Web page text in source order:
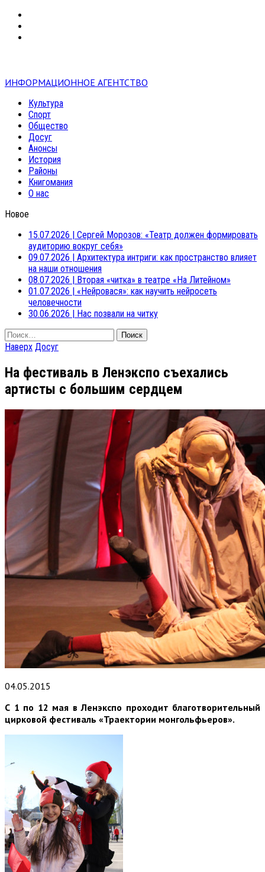
ИНФОРМАЦИОННОЕ АГЕНТСТВО
Культура
Спорт
Общество
Досуг
Анонсы
История
Районы
Книгомания
О нас
Новое
15.07.2026 | Сергей Морозов: «Театр должен формировать
аудиторию вокруг себя»
09.07.2026 | Архитектура интриги: как пространство влияет
на наши отношения
08.07.2026 | Вторая «читка» в театре «На Литейном»
01.07.2026 | «Нейровася»: как научить нейросеть
человечности
30.06.2026 | Нас позвали на читку
Найти:
Наверх Досуг
На фестиваль в Ленэкспо съехались
артисты с большим сердцем
04.05.2015
С 1 по 12 мая в Ленэкспо проходит благотворительный
цирковой фестиваль «Траектории монгольфьеров».